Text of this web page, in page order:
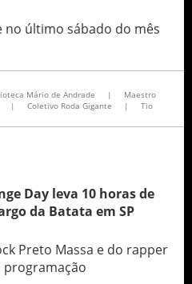
último sábado do mês
Mário de Andrade |
Maestro
| Coletivo Roda Gigante |
Tio
Day leva 10 horas de
da Batata em SP
Preto Massa e do rapper
programação